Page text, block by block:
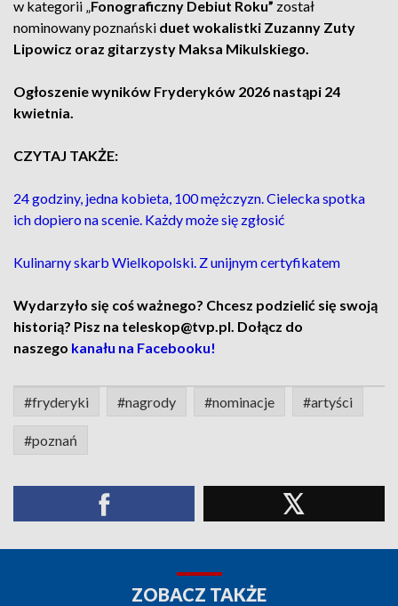
w kategorii „Fonograficzny Debiut Roku” został
nominowany poznański duet wokalistki Zuzanny Zuty
Lipowicz oraz gitarzysty Maksa Mikulskiego.
Ogłoszenie wyników Fryderyków 2026 nastąpi 24
kwietnia.
CZYTAJ TAKŻE:
24 godziny, jedna kobieta, 100 mężczyzn. Cielecka spotka
ich dopiero na scenie. Każdy może się zgłosić
Kulinarny skarb Wielkopolski. Z unijnym certyfikatem
Wydarzyło się coś ważnego? Chcesz podzielić się swoją
historią? Pisz na teleskop@tvp.pl. Dołącz do
naszego kanału na Facebooku!
#fryderyki #nagrody #nominacje #artyści
#poznań
ZOBACZ TAKŻE